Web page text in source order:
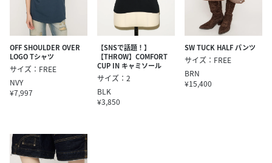
OFF SHOULDER OVER
LOGO Tシャツ
サイズ：FREE
NVY
¥7,997
【SNSで話題！】
【THROW】COMFORT
CUP IN キャミソール
サイズ：2
BLK
¥3,850
SW TUCK HALF パンツ
サイズ：FREE
BRN
¥15,400